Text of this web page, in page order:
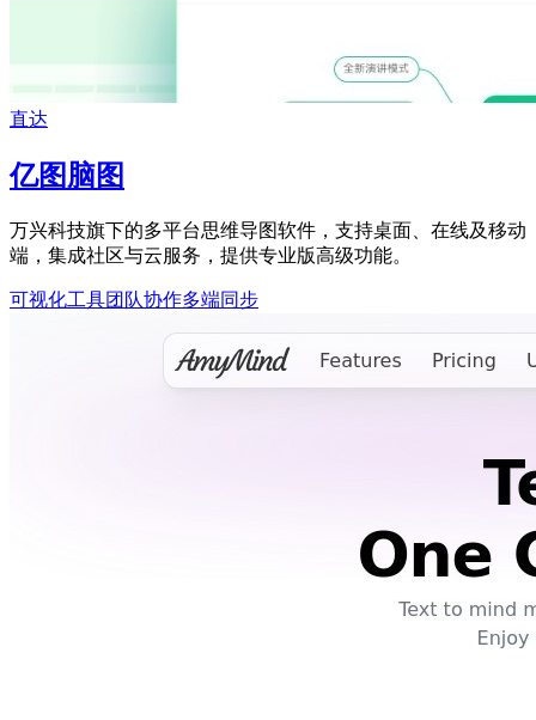
直达
亿图脑图
万兴科技旗下的多平台思维导图软件，支持桌面、在线及移动
端，集成社区与云服务，提供专业版高级功能。
可视化工具团队协作多端同步